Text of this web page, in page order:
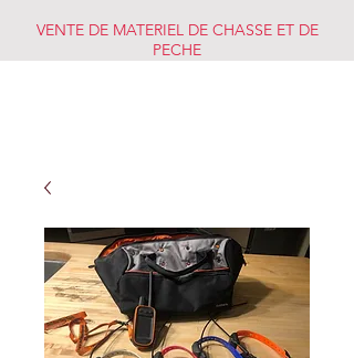
VENTE DE MATERIEL DE CHASSE ET DE
PECHE